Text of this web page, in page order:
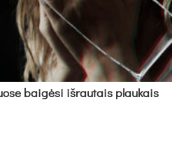
bai­gė­si iš­rau­tais plau­kais